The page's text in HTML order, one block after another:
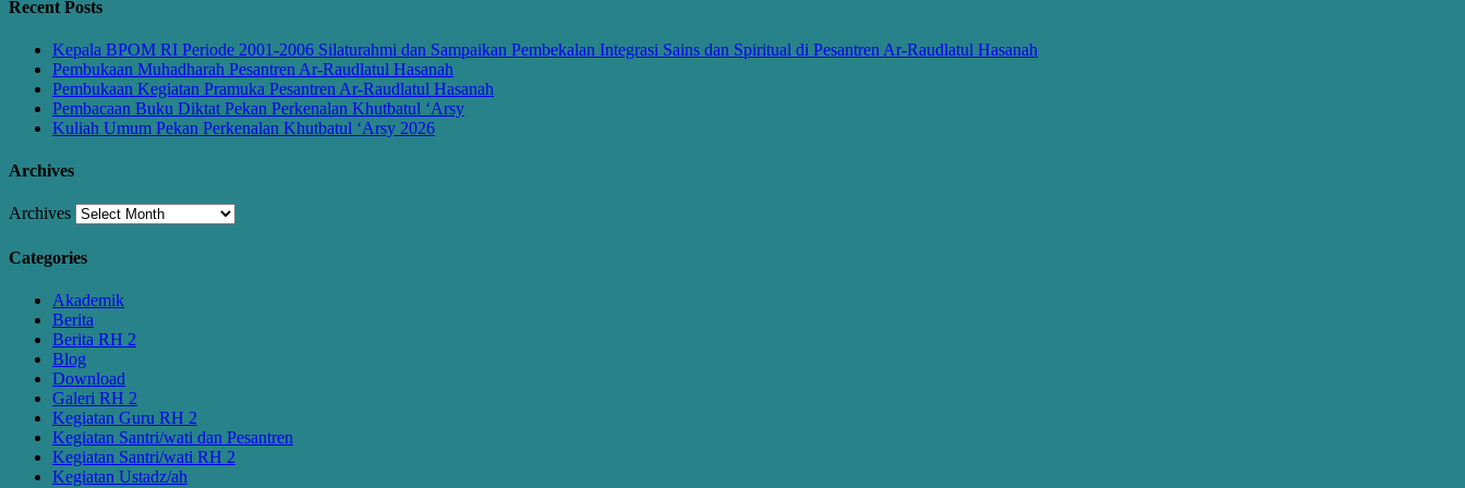
Recent Posts
Kepala BPOM RI Periode 2001-2006 Silaturahmi dan Sampaikan Pembekalan Integrasi Sains dan Spiritual di Pesantren Ar-Raudlatul Hasanah
Pembukaan Muhadharah Pesantren Ar-Raudlatul Hasanah
Pembukaan Kegiatan Pramuka Pesantren Ar-Raudlatul Hasanah
Pembacaan Buku Diktat Pekan Perkenalan Khutbatul ‘Arsy
Kuliah Umum Pekan Perkenalan Khutbatul ‘Arsy 2026
Archives
Archives
Categories
Akademik
Berita
Berita RH 2
Blog
Download
Galeri RH 2
Kegiatan Guru RH 2
Kegiatan Santri/wati dan Pesantren
Kegiatan Santri/wati RH 2
Kegiatan Ustadz/ah